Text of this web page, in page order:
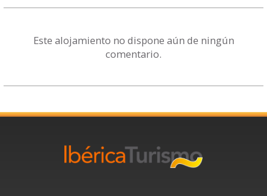
Este alojamiento no dispone aún de ningún
comentario.